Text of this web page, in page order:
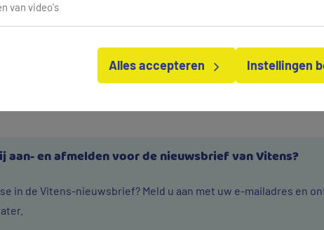
aan- en afmelden voor de nieuwsbrief van Vitens?
in de Vitens-nieuwsbrief? Meld u aan met uw e-mailadres en
van video's
Alles accepteren Instellingen